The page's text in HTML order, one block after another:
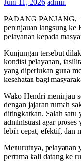
Juni 11, 2026 admin
PADANG PANJANG,
peninjauan langsung ke
pelayanan kepada
Kunjungan tersebut
kondisi pelayanan,
yang diperlukan guna
kesehatan bagi
Wako Hendri meninjau
dengan jajaran rumah
ditingkatkan. Salah satu
administrasi agar proses
lebih cepat, efektif, dan
Menurutnya, pelayanan
pertama kali datang ke